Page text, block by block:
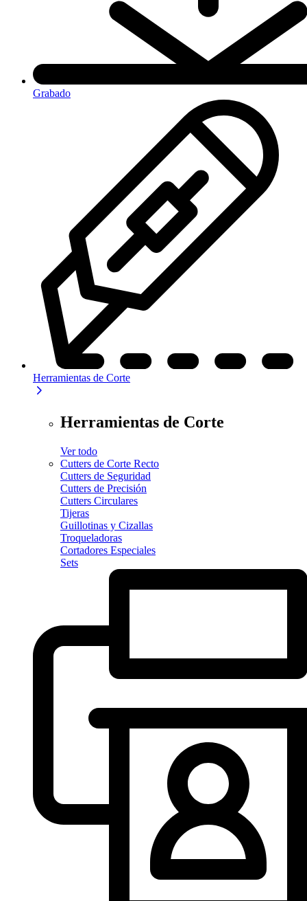
Grabado
Herramientas de Corte
Herramientas de Corte
Ver todo
Cutters de Corte Recto
Cutters de Seguridad
Cutters de Precisión
Cutters Circulares
Tijeras
Guillotinas y Cizallas
Troqueladoras
Cortadores Especiales
Sets